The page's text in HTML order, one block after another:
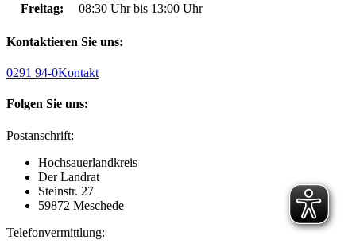
Freitag:
08:30 Uhr bis 13:00 Uhr
Kontaktieren Sie uns:
0291 94-0Kontakt
Folgen Sie uns:
Postanschrift:
Hochsauerlandkreis
Der Landrat
Steinstr. 27
59872 Meschede
Telefonvermittlung: